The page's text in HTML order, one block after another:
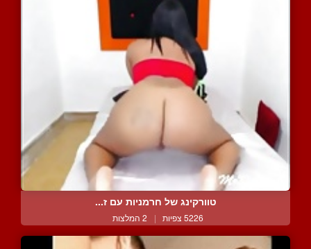
טוורקינג של חרמניות עם ז...
5226 צפיות | 2 המלצות